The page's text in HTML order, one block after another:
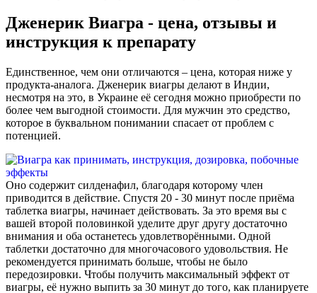
Дженерик Виагра - цена, отзывы и
инструкция к препарату
Единственное, чем они отличаются – цена, которая ниже у
продукта-аналога. Дженерик виагры делают в Индии,
несмотря на это, в Украине её сегодня можно приобрести по
более чем выгодной стоимости. Для мужчин это средство,
которое в буквальном понимании спасает от проблем с
потенцией.
Оно содержит силденафил, благодаря которому член
приводится в действие. Спустя 20 - 30 минут после приёма
таблетка виагры, начинает действовать. За это время вы с
вашей второй половинкой уделите друг другу достаточно
внимания и оба останетесь удовлетворёнными. Одной
таблетки достаточно для многочасового удовольствия. Не
рекомендуется принимать больше, чтобы не было
передозировки. Чтобы получить максимальный эффект от
виагры, её нужно выпить за 30 минут до того, как планируете